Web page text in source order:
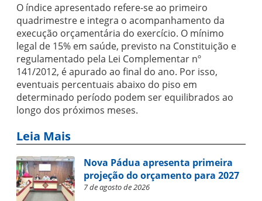
O índice apresentado refere-se ao primeiro
quadrimestre e integra o acompanhamento da
execução orçamentária do exercício. O mínimo
legal de 15% em saúde, previsto na Constituição e
regulamentado pela Lei Complementar nº
141/2012, é apurado ao final do ano. Por isso,
eventuais percentuais abaixo do piso em
determinado período podem ser equilibrados ao
longo dos próximos meses.
Leia Mais
Nova Pádua apresenta primeira
projeção do orçamento para 2027
7 de agosto de 2026